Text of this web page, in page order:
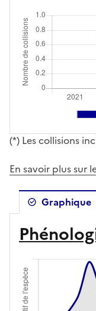
(*) Les collisions
En savoir plus sur
Graphique